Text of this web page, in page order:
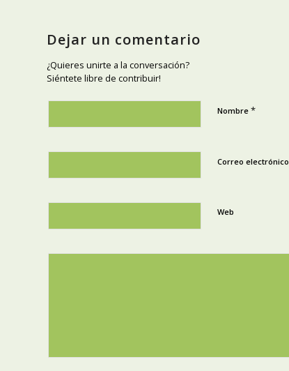
Dejar un comentario
¿Quieres unirte a la conversación?
Siéntete libre de contribuir!
Nombre *
Correo electrónico
Web